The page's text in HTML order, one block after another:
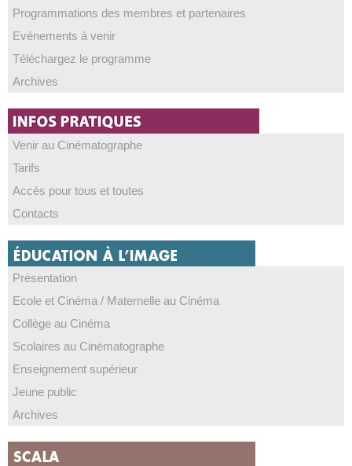
Programmations des membres et partenaires
Evénements à venir
Téléchargez le programme
Archives
Venir au Cinématographe
Tarifs
Accès pour tous et toutes
Contacts
Présentation
Ecole et Cinéma / Maternelle au Cinéma
Collège au Cinéma
Scolaires au Cinématographe
Enseignement supérieur
Jeune public
Archives